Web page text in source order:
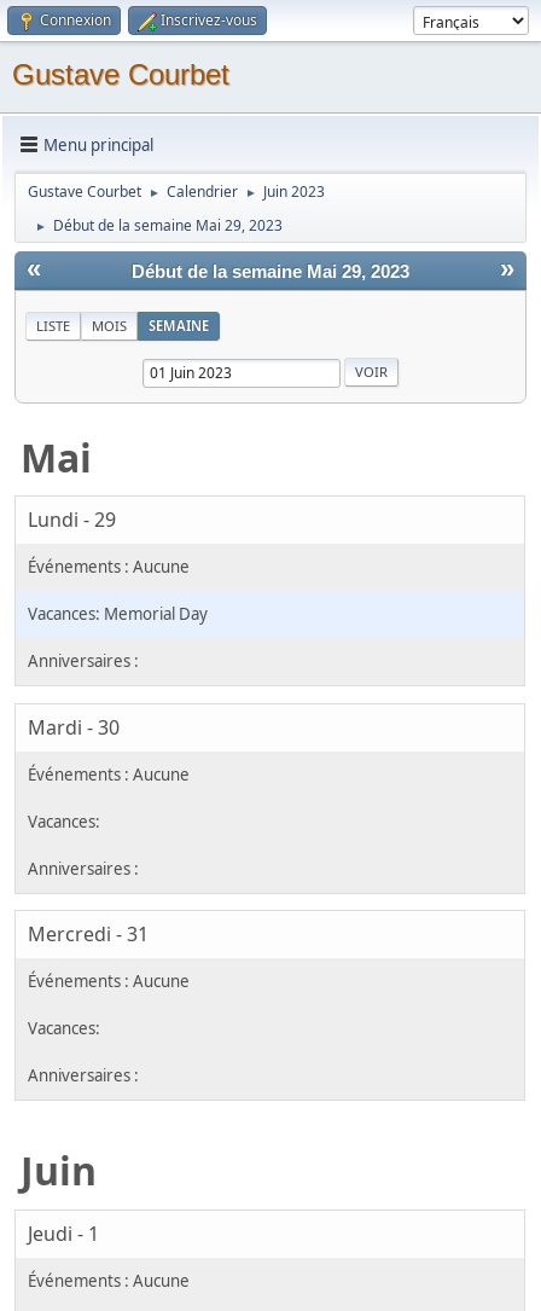
Connexion Inscrivez-vous
Gustave Courbet
Menu principal
Gustave Courbet ► Calendrier ► Juin 2023
► Début de la semaine Mai 29, 2023
« »
Début de la semaine Mai 29, 2023
LISTE MOIS SEMAINE
Mai
Lundi - 29
Memorial Day
Mardi - 30
Mercredi - 31
Juin
Jeudi - 1